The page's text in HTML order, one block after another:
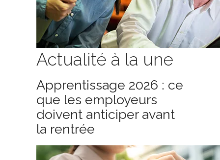
Actualité à la une
Apprentissage 2026 : ce
que les employeurs
doivent anticiper avant
la rentrée